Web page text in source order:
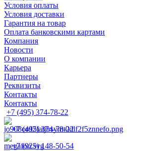
Условия оплаты
Условия доставки
Гарантия на товар
Оплата банковскими картами
Компания
Новости
О компании
Карьера
Партнеры
Реквизиты
Контакты
Контакты
+7 (495) 374-78-22
+7 (495) 374-78-22
+7 (925) 148-50-54